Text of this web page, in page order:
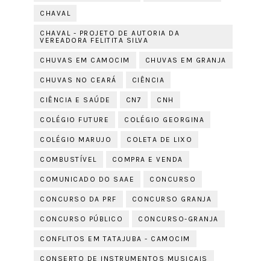
CHAVAL
CHAVAL - PROJETO DE AUTORIA DA
VEREADORA FELITITA SILVA
CHUVAS EM CAMOCIM CHUVAS EM GRANJA
CHUVAS NO CEARÁ CIÊNCIA
CIÊNCIA E SAÚDE CN7 CNH
COLÉGIO FUTURE COLÉGIO GEORGINA
COLÉGIO MARUJO COLETA DE LIXO
COMBUSTÍVEL COMPRA E VENDA
COMUNICADO DO SAAE CONCURSO
CONCURSO DA PRF CONCURSO GRANJA
CONCURSO PÚBLICO CONCURSO-GRANJA
CONFLITOS EM TATAJUBA - CAMOCIM
CONSERTO DE INSTRUMENTOS MUSICAIS